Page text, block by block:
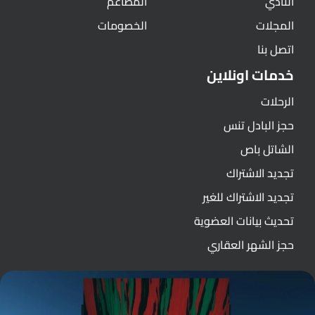
المجلات
اتصل بنا
الخصومات
خدمات اونلاين
الرحلات
حجز البادل تنس
الشاتل باص
تجديد الاشتراك
تجديد الاشتراك للغير
تحديث بيانات العضوية
حجز الشهر العقاري